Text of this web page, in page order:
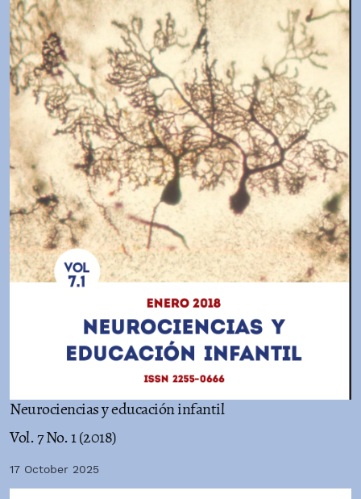
Neurociencias y educación infantil
Vol. 7 No. 1 (2018)
17 October 2025